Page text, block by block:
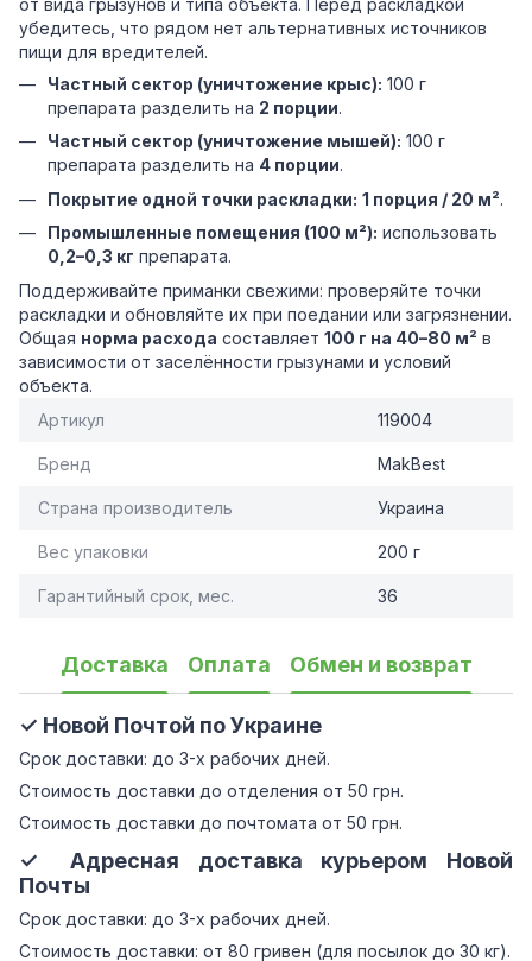
от вида грызунов и типа объекта. Перед раскладкой
убедитесь, что рядом нет альтернативных источников
пищи для вредителей.
Частный сектор (уничтожение крыс): 100 г
препарата разделить на 2 порции.
Частный сектор (уничтожение мышей): 100 г
препарата разделить на 4 порции.
Покрытие одной точки раскладки: 1 порция / 20 м².
Промышленные помещения (100 м²): использовать
0,2–0,3 кг препарата.
Поддерживайте приманки свежими: проверяйте точки
раскладки и обновляйте их при поедании или загрязнении.
Общая норма расхода составляет 100 г на 40–80 м² в
зависимости от заселённости грызунами и условий
объекта.
Артикул
119004
Бренд MakBest
Страна производитель Украина
Вес упаковки 200 г
Гарантийный срок, мес. 36
Доставка Оплата Обмен и возврат
✓ Новой Почтой по Украине
Срок доставки: до 3-х рабочих дней.
Стоимость доставки до отделения от 50 грн.
Стоимость доставки до почтомата от 50 грн.
✓ Адресная доставка курьером Новой
Почты
Срок доставки: до 3-х рабочих дней.
Стоимость доставки: от 80 гривен (для посылок до 30 кг).